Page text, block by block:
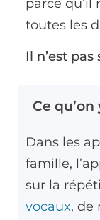
parce qu’il
toutes les
Il n’est
Ce
Dans les
famille,
sur la
vocaux, de